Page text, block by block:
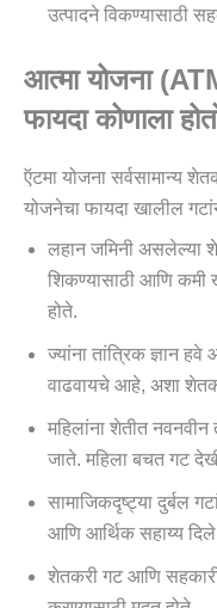
उत्पादने विकण्यासाठी
आत्‍मा योजना
फायदा कोणाला
ऍटमा योजना सर्वसामान्य
योजनेचा फायदा खालील
लहान जमिनी असलेल्या
शिकण्यासाठी आणि कमी
होते.
ज्यांना तांत्रिक ज्ञान
वाढवायचे आहे, अशा
महिलांना शेतीत नवनवीन
जाते. महिला बचत गट
सामाजिकदृष्ट्या दुर्बल
आणि आर्थिक सहाय्य
शेतकरी गट आणि सहकारी